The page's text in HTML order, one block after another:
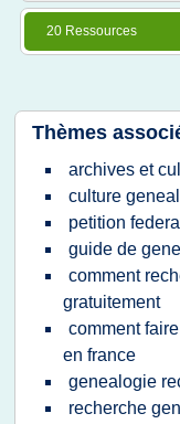
20 Ressources
Thèmes
archives et
culture
petition
guide de
comment
gratuitement
comment
en france
genealogie
recherche